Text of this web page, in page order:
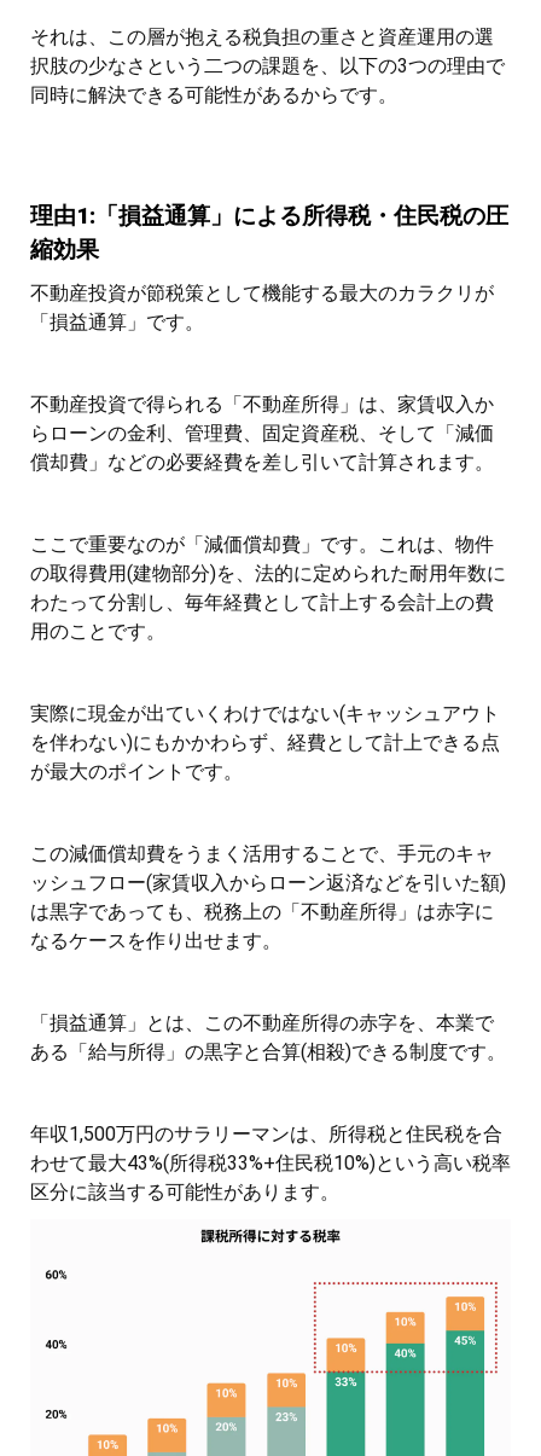
それは、この層が抱える税負担の重さと資産運用の選
択肢の少なさという二つの課題を、以下の3つの理由で
同時に解決できる可能性があるからです。
理由1:「損益通算」による所得税・住民税の圧
縮効果
不動産投資が節税策として機能する最大のカラクリが
「損益通算」です。
不動産投資で得られる「不動産所得」は、家賃収入か
らローンの金利、管理費、固定資産税、そして「減価
償却費」などの必要経費を差し引いて計算されます。
ここで重要なのが「減価償却費」です。これは、物件
の取得費用(建物部分)を、法的に定められた耐用年数に
わたって分割し、毎年経費として計上する会計上の費
用のことです。
実際に現金が出ていくわけではない(キャッシュアウト
を伴わない)にもかかわらず、経費として計上できる点
が最大のポイントです。
この減価償却費をうまく活用することで、手元のキャ
ッシュフロー(家賃収入からローン返済などを引いた額)
は黒字であっても、税務上の「不動産所得」は赤字に
なるケースを作り出せます。
「損益通算」とは、この不動産所得の赤字を、本業で
ある「給与所得」の黒字と合算(相殺)できる制度です。
年収1,500万円のサラリーマンは、所得税と住民税を合
わせて最大43%(所得税33%+住民税10%)という高い税率
区分に該当する可能性があります。